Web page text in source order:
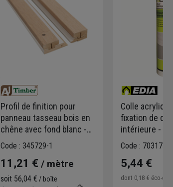
Profil de finition pour
panneau tasseau bois en
chêne avec fond blanc -
ép. 2,00 CM - Long. 2,50 M
Code : 345729-1
11,21 € / mètre
soit 56,04 € / boîte
Colle
fixation de
intérieure -
Cartouche
Code : 703173-1
5,44 €
dont 0,18 € éco-